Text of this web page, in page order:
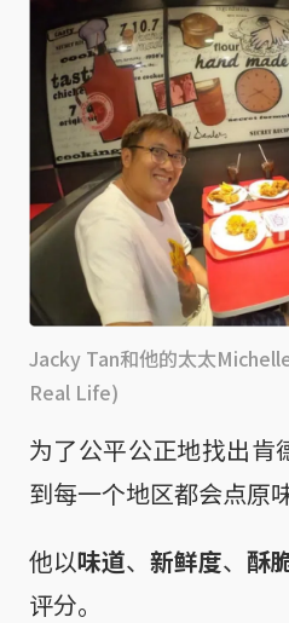
Jacky Tan和他的太太
Real Life)
为了公平公正地找出肯
到每一个地区都会点原
他以味道、 新鲜度、 酥
评分。